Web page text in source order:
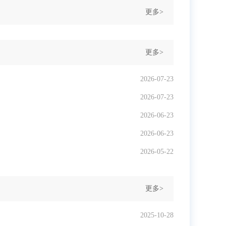
更多>
更多>
2026-07-23
2026-07-23
2026-06-23
2026-06-23
2026-05-22
更多>
2025-10-28